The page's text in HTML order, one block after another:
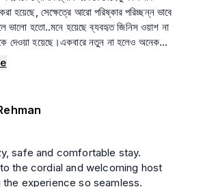
হয়েছে, সেক্ষেত্রে আরো পরিষ্কার পরিচ্ছন্ন ভাবে
ভালো হতো..মনে হয়েছে ব্যবহৃত জিনিস ওয়াশ না
দেওয়া হয়েছে।একবারে নতুন না হলেও অনেকটা
চাদর, পরিষ্কার বেসিন, ব্যবহৃত না হয়ে ইনটেক
সাবান, বাথরুম পরিষ্কার পরিচ্ছন্ন ভাবে
পর্যাপ্ত পরিষ্কার পরিচ্ছন্নতা, ক্লিনড
ভবিষ্যতে আরো ভালোভাবে প্রফেশনাল
এপার্টমেন্ট ভালো একটা চয়েজ হতে পারে।হোস্টের
ছাদের ফুলগাছগুলো প্রশংসনীয়।
safe and comfortable stay.
the cordial and welcoming host
the experience so seamless.